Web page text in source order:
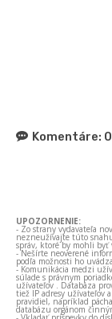
Komentáre: 0
UPOZORNENIE:
- Zo strany vydavateľa
nezneužívajte túto
správ, ktoré by mohli byť
- Nešírte neoverené
podľa možnosti ho
- Komunikácia medzi
súlade s právnym
užívateľov . Databáza
tiež IP adresy užívateľov
pravidiel, napríklad
databázu orgánom